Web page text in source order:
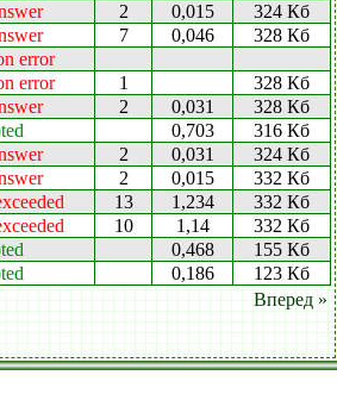
2 0,015
324 Кб
7 0,046
328 Кб
error
error 1
328 Кб
2 0,031
328 Кб
0,703
316 Кб
2 0,031
324 Кб
2 0,015
332 Кб
13 1,234
332 Кб
10 1,14
332 Кб
0,468
155 Кб
0,186
123 Кб
Вперед »